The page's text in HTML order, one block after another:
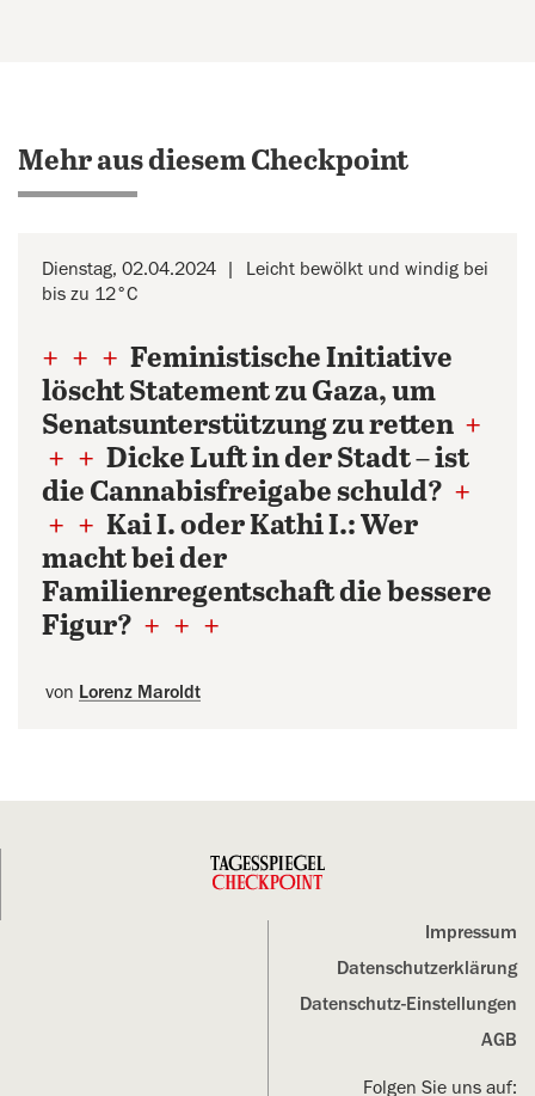
Mehr aus diesem Checkpoint
Dienstag, 02.04.2024
Leicht bewölkt und windig bei
bis zu 12°C
+ + + Feministische Initiative
löscht Statement zu Gaza, um
Senatsunterstützung zu retten +
+ + Dicke Luft in der Stadt – ist
die Cannabisfreigabe schuld? +
+ + Kai I. oder Kathi I.: Wer
macht bei der
Familienregentschaft die bessere
Figur? + + +
von Lorenz Maroldt
Impressum
Datenschutz­erklärung
Datenschutz-Einstellungen
AGB
Folgen Sie uns auf: